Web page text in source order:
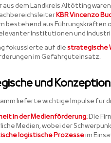
aus dem Landkreis Altötting
KBRVincenzo
bestehend aus
Institutionen und
fokussierte auf diestrategische
im Gefahrguteinsatz.
und
lieferte wichtige Impulse für
in der Medienförderung:Die
Medien, wobei der
logistische Prozesseim